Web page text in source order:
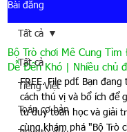
Bài đăng
Tất cả
Tiếng Việt
Toán cơ bản
Tất cả
Bộ Trò chơi Mê Cung
Dễ Đến Khó | Nhiều chủ
FREE. File pdf. Bạn
cách thú vị và bổ ích để
tư duy toán học và giải
cùng khám phá "Bộ Trò